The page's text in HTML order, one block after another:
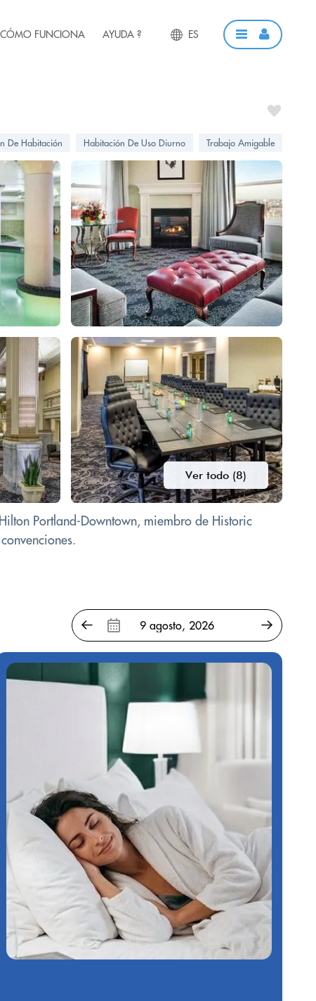
CÓMO FUNCIONA AYUDA ? ES
De Habitación Habitación De Uso Diurno Trabajo Amigable
Ver todo (8)
Portland-Downtown, miembro de Historic